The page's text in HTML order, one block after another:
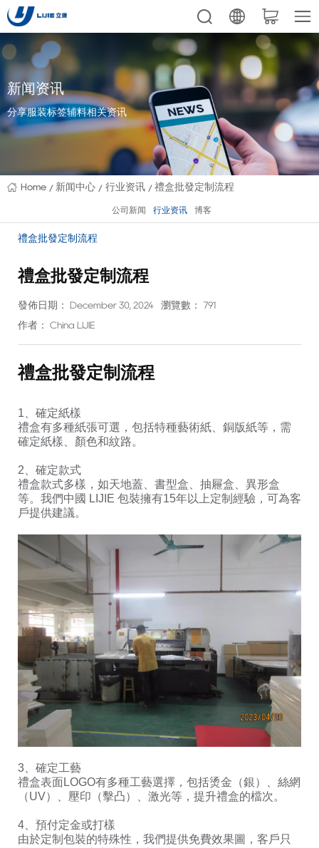
新闻资讯
分享服装标签辅料相关资讯
Home 新闻中心 行业资讯 禮盒批發定制流程
公司新闻 行业资讯 博客
禮盒批發定制流程
禮盒批發定制流程
發佈日期： December 30, 2024 瀏覽數： 791
作者： China LIJIE
禮盒批發定制流程
1、確定紙樣
禮盒有多種紙張可選，包括特種藝術紙、銅版紙等，需
確定紙樣、顏色和紋路。
2、確定款式
禮盒款式多樣，如天地蓋、書型盒、抽屜盒、異形盒
等。我們中國 LIJIE 包裝擁有15年以上定制經驗，可為客
戶提供建議。
3、確定工藝
禮盒表面LOGO有多種工藝選擇，包括烫金（銀）、絲網
（UV）、壓印（擊凸）、激光等，提升禮盒的檔次。
4、預付定金或打樣
由於定制包裝的特殊性，我們提供免費效果圖，客戶只